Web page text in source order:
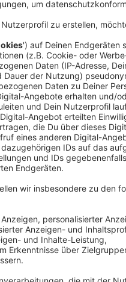
Anzeige
Heute und morgen werden
dann jeweils zwischen 11
Anzeige
Rund 60 Händler sind
Anzeige
Insgesamt sind diesmal rund
Sammlerinnen und
Büchern alle Genres von
Anzeige